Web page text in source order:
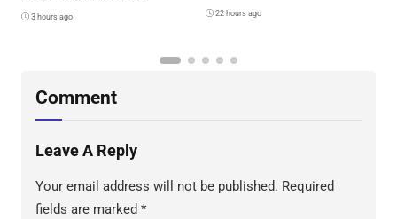
3 hours ago 22 hours ago
Comment
Leave A Reply
Your email address will not be published. Required
fields are marked *